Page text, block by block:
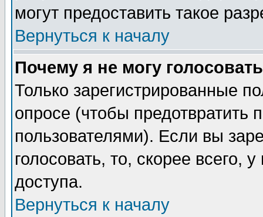
могут предоставить такое
Вернуться к началу
Почему я не могу
Только зарегистрированные
опросе (чтобы предотвратить
пользователями). Если вы
голосовать, то, скорее всего,
доступа.
Вернуться к началу